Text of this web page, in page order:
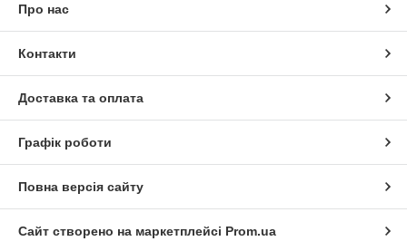
Про нас
Контакти
Доставка та оплата
Графік роботи
Повна версія сайту
Сайт створено на маркетплейсі Prom.ua